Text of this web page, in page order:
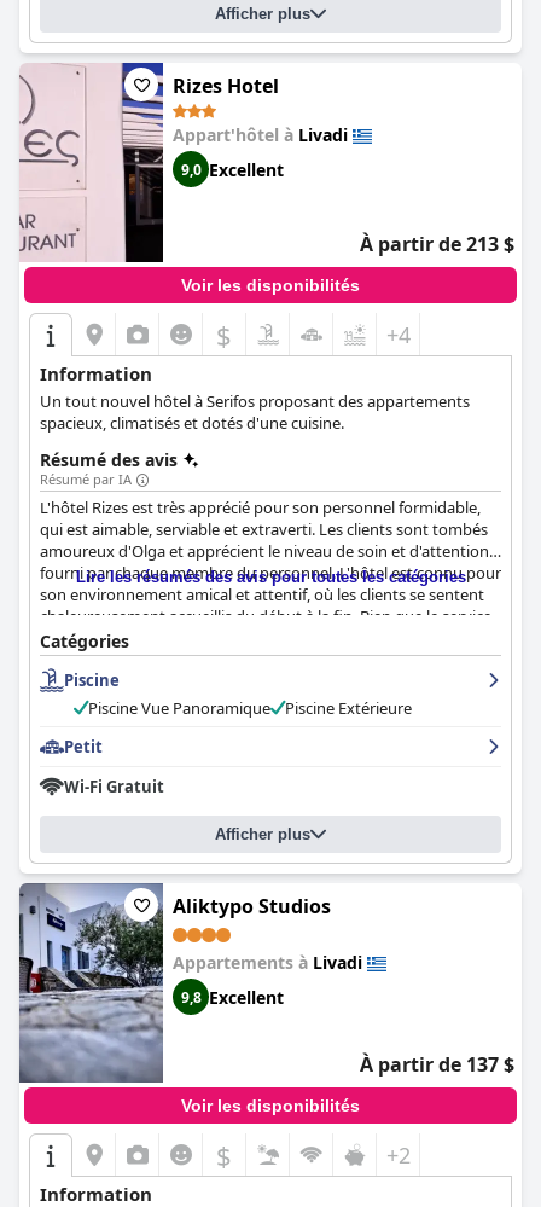
Afficher plus
Rizes Hotel
Appart'hôtel à Livadi
9,0 Excellent
À partir de 213 $
Voir les disponibilités
$ +4
Information
Un tout nouvel hôtel à Serifos proposant des appartements
spacieux, climatisés et dotés d'une cuisine.
Résumé des avis
Résumé par IA
L'hôtel Rizes est très apprécié pour son personnel formidable,
qui est aimable, serviable et extraverti. Les clients sont tombés
amoureux d'Olga et apprécient le niveau de soin et d'attention
fourni par chaque membre du personnel. L'hôtel est connu pour
son environnement amical et attentif, où les clients se sentent
chaleureusement accueillis du début à la fin. Bien que le service
puisse être parfois un peu aléatoire, dans l'ensemble, l'hôtel
Rizes est l'endroit idéal pour un séjour amical et accueillant.
Lire les résumés des avis pour toutes les catégories
Catégories
Piscine
Piscine Vue Panoramique
Piscine Extérieure
Petit
Wi-Fi Gratuit
Afficher plus
Aliktypo Studios
Appartements à Livadi
9,8 Excellent
À partir de 137 $
Voir les disponibilités
$ +2
Information